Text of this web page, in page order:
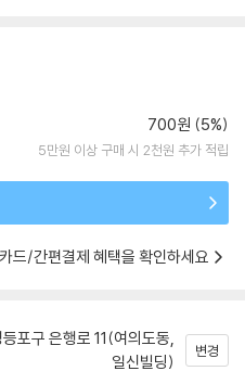
700원 (5%)
5만원 이상 구매 시 2천원 추가 적립
카드/간편결제 혜택을 확인하세요
포구 은행로 11(여의도동,
일신빌딩)
변경